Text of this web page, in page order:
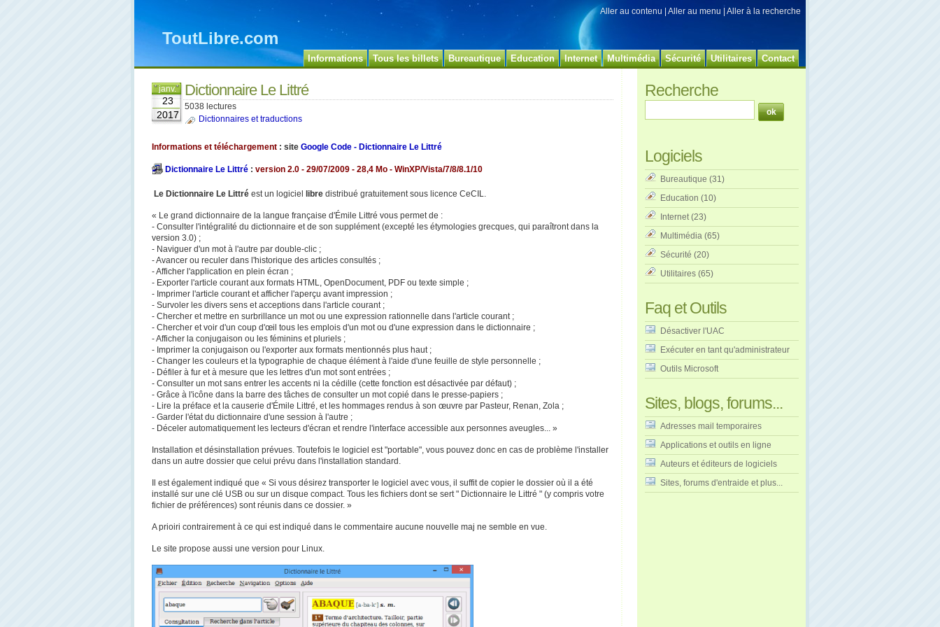
ToutLibre.com
Aller au contenu Aller au menu Aller à la recherche
Informations Tous les billets Bureautique Education Internet Multimédia Sécurité Utilitaires Contact
janv.
23
2017
Dictionnaire Le Littré
5038 lectures
Dictionnaires et traductions
Informations et téléchargement : site Google Code - Dictionnaire Le Littré
Dictionnaire Le Littré : version 2.0 - 29/07/2009 - 28,4 Mo - WinXP/Vista/7/8/8.1/10
Le Dictionnaire Le Littré est un logiciel libre distribué gratuitement sous licence CeCIL.
« Le grand dictionnaire de la langue française d'Émile Littré vous permet de :
- Consulter l'intégralité du dictionnaire et de son supplément (excepté les étymologies grecques, qui paraîtront dans la
version 3.0) ;
- Naviguer d'un mot à l'autre par double-clic ;
- Avancer ou reculer dans l'historique des articles consultés ;
- Afficher l'application en plein écran ;
- Exporter l'article courant aux formats HTML, OpenDocument, PDF ou texte simple ;
- Imprimer l'article courant et afficher l'aperçu avant impression ;
- Survoler les divers sens et acceptions dans l'article courant ;
- Chercher et mettre en surbrillance un mot ou une expression rationnelle dans l'article courant ;
- Chercher et voir d'un coup d'œil tous les emplois d'un mot ou d'une expression dans le dictionnaire ;
- Afficher la conjugaison ou les féminins et pluriels ;
- Imprimer la conjugaison ou l'exporter aux formats mentionnés plus haut ;
- Changer les couleurs et la typographie de chaque élément à l'aide d'une feuille de style personnelle ;
- Défiler à fur et à mesure que les lettres d'un mot sont entrées ;
- Consulter un mot sans entrer les accents ni la cédille (cette fonction est désactivée par défaut) ;
- Grâce à l'icône dans la barre des tâches de consulter un mot copié dans le presse-papiers ;
- Lire la préface et la causerie d'Émile Littré, et les hommages rendus à son œuvre par Pasteur, Renan, Zola ;
- Garder l'état du dictionnaire d'une session à l'autre ;
- Déceler automatiquement les lecteurs d'écran et rendre l'interface accessible aux personnes aveugles... »
Installation et désinstallation prévues. Toutefois le logiciel est "portable", vous pouvez donc en cas de problème l'installer
dans un autre dossier que celui prévu dans l'installation standard.
Il est également indiqué que « Si vous désirez transporter le logiciel avec vous, il suffit de copier le dossier où il a été
installé sur une clé USB ou sur un disque compact. Tous les fichiers dont se sert " Dictionnaire le Littré " (y compris votre
fichier de préférences) sont réunis dans ce dossier. »
A prioiri contrairement à ce qui est indiqué dans le commentaire aucune nouvelle maj ne semble en vue.
Le site propose aussi une version pour Linux.
Recherche
Logiciels
Bureautique (31)
Education (10)
Internet(23)
Multimédia (65)
Sécurité (20)
Utilitaires (65)
Faq et Outils
Désactiver l'UAC
Exécuter en tant qu'administrateur
Outils Microsoft
Sites, blogs, forums...
Adresses mail temporaires
Applications et outils en ligne
Auteurs et éditeurs de logiciels
Sites, forums d'entraide et plus...